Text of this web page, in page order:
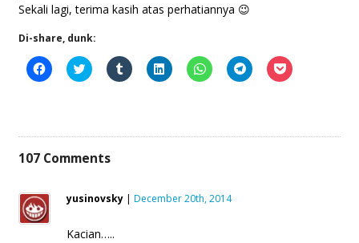
Sekali lagi, terima kasih atas perhatiannya 😉
Di-share, dunk:
Click
to
new
window)
Click
to
new
Click
to
new
Click
to
new
Click
to
new
Click
to
new
Click
to
new
107Comments
yusinovsky| December 20th, 2014
Kacian…..